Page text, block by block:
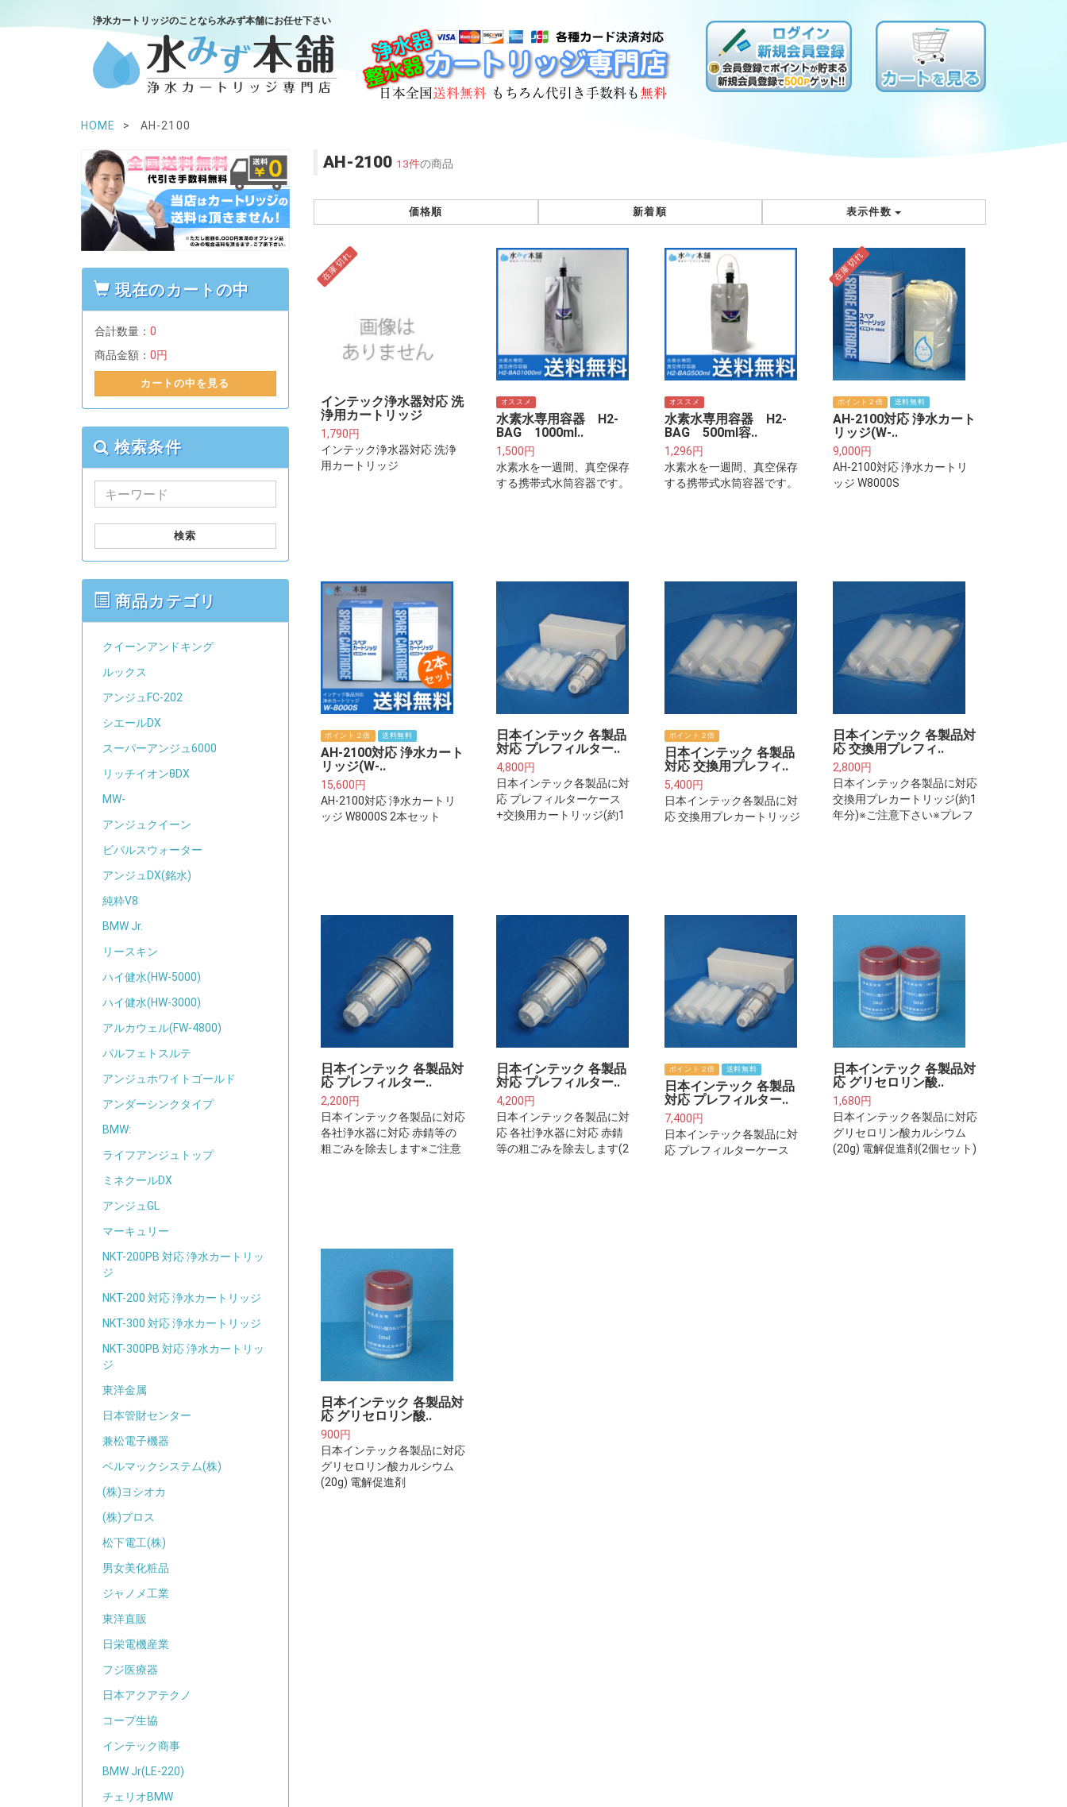
浄水カートリッジのことなら水みず本舗にお任せ下さい
HOME AH-2100
AH-2100 13件の商品
価格順 新着順 表示件数
在庫切れ
インテック浄水器対応 洗
浄用カートリッジ
1,790円
インテック浄水器対応 洗浄
用カートリッジ
オススメ
水素水専用容器 H2-
BAG 1000ml..
1,500円
水素水を一週間、真空保存
する携帯式水筒容器です。
オススメ
水素水専用容器 H2-
BAG 500ml容..
1,296円
水素水を一週間、真空保存
する携帯式水筒容器です。
在庫切れ
ポイント２倍 送料無料
AH-2100対応 浄水カート
リッジ(W-..
9,000円
AH-2100対応 浄水カートリ
ッジ W8000S
ポイント２倍 送料無料
AH-2100対応 浄水カート
リッジ(W-..
15,600円
AH-2100対応 浄水カートリ
ッジ W8000S 2本セット
日本インテック 各製品
対応 プレフィルター..
4,800円
日本インテック各製品に対
応 プレフィルターケース
+交換用カートリッジ(約1
ポイント２倍
日本インテック 各製品
対応 交換用プレフィ..
5,400円
日本インテック各製品に対
応 交換用プレカートリッジ
日本インテック 各製品対
応 交換用プレフィ..
2,800円
日本インテック各製品に対応
交換用プレカートリッジ(約1
年分)※ご注意下さい※プレフ
日本インテック 各製品対
応 プレフィルター..
2,200円
日本インテック各製品に対応
各社浄水器に対応 赤錆等の
粗ごみを除去します※ご注意
日本インテック 各製品
対応 プレフィルター..
4,200円
日本インテック各製品に対
応 各社浄水器に対応 赤錆
等の粗ごみを除去します(2
ポイント２倍 送料無料
日本インテック 各製品
対応 プレフィルター..
7,400円
日本インテック各製品に対
応 プレフィルターケース
日本インテック 各製品対
応 グリセロリン酸..
1,680円
日本インテック各製品に対応
グリセロリン酸カルシウム
(20g) 電解促進剤(2個セット)
日本インテック 各製品対
応 グリセロリン酸..
900円
日本インテック各製品に対応
グリセロリン酸カルシウム
(20g) 電解促進剤
現在のカートの中
合計数量： 0
商品金額： 0円
カートの中を見る
検索条件
検索
商品カテゴリ
クイーンアンドキング
ルックス
アンジュFC-202
シエールDX
スーパーアンジュ6000
リッチイオンθDX
MW-
アンジュクイーン
ビバルスウォーター
アンジュDX(銘水)
純粋V8
BMW Jr.
リースキン
ハイ健水(HW-5000)
ハイ健水(HW-3000)
アルカウェル(FW-4800)
パルフェトスルテ
アンジュホワイトゴールド
アンダーシンクタイプ
BMW:
ライフアンジュトップ
ミネクールDX
アンジュGL
マーキュリー
NKT-200PB 対応 浄水カートリッ
ジ
NKT-200 対応 浄水カートリッジ
NKT-300 対応 浄水カートリッジ
NKT-300PB 対応 浄水カートリッ
ジ
東洋金属
日本管財センター
兼松電子機器
ベルマックシステム(株)
(株)ヨシオカ
(株)プロス
松下電工(株)
男女美化粧品
ジャノメ工業
東洋直販
日栄電機産業
フジ医療器
日本アクアテクノ
コープ生協
インテック商事
BMW Jr(LE-220)
チェリオBMW